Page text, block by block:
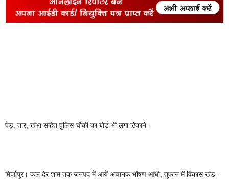
पेड़, तार, खंभा सहित पुलिस चौकी का बोर्ड भी लगा ठिकाने।
मिर्जापुर। कल देर शाम तक जनपद में आयें अचानक भीषण आंधी, तुफान में विकास खंड-